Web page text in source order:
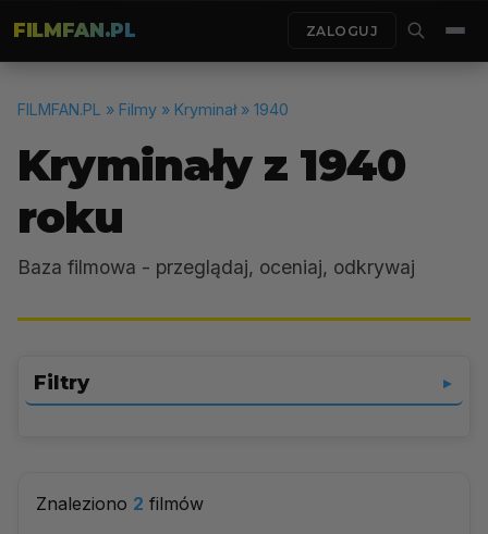
FILMFAN.PL ZALOGUJ
FILMFAN.PL » Filmy » Kryminał » 1940
Kryminały z 1940
roku
Baza filmowa - przeglądaj, oceniaj, odkrywaj
Filtry ▼
Znaleziono 2 filmów